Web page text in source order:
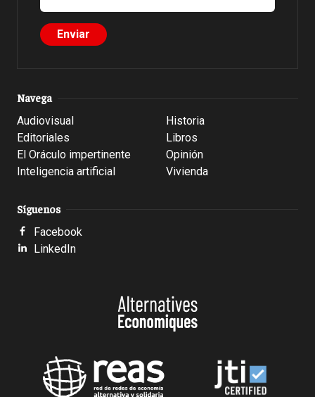
Navega
Audiovisual
Editoriales
El Oráculo impertinente
Inteligencia artificial
Historia
Libros
Opinión
Vivienda
Síguenos
Facebook
LinkedIn